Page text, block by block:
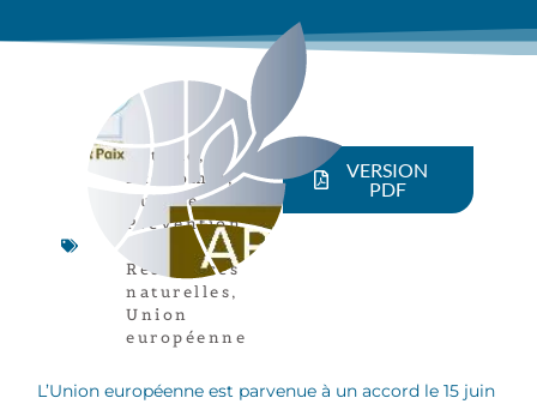
Article ,
Économie,
Europe,
Prévention
des conflits,
Ressources
naturelles,
Union
européenne
VERSION
PDF
L’Union européenne est parvenue à un accord le 15 juin